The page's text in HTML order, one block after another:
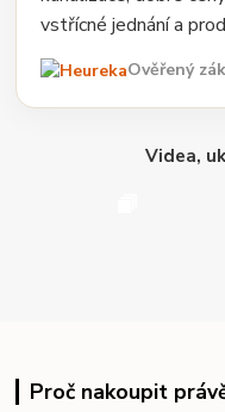
vstřícné jednání a
Ověřený
Videa,
Proč nakoupit